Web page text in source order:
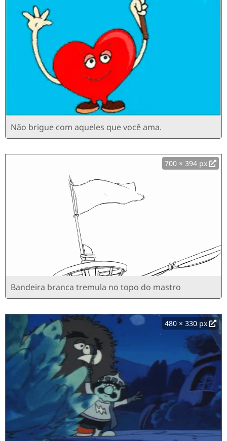
Não brigue com aqueles que você ama.
700 × 394 px
Bandeira branca tremula no topo do mastro
480 × 330 px